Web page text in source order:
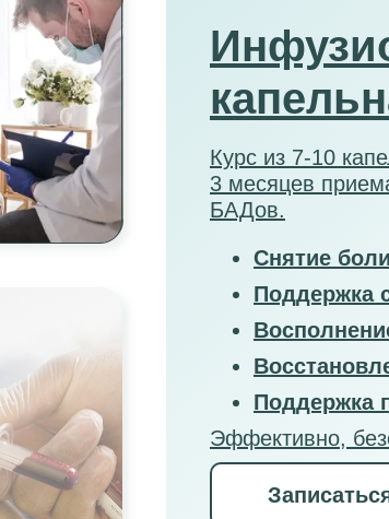
Снятие боли
Поддержка
Поддержка
Эффективно,
индивидуально.
Курс из 7-10
3 месяцев
БАДов.